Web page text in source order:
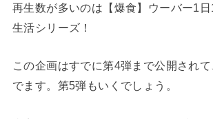
再生数が多いのは【爆食】ウーバー1
生活シリーズ！
この企画はすでに第4弾まで公開され
でます。第5弾もいくでしょう。